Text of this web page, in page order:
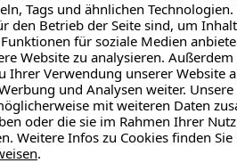
Tags und ähnlichen
den Betrieb der Seite sind, um
für soziale Medien
Website zu analysieren.
Ihrer Verwendung unserer Website
und Analysen weiter.
mit weiteren Daten
oder die sie im Rahmen Ihrer
Weitere Infos zu Cookies finden Sie
.
Die ISOTEC-
vorhandene